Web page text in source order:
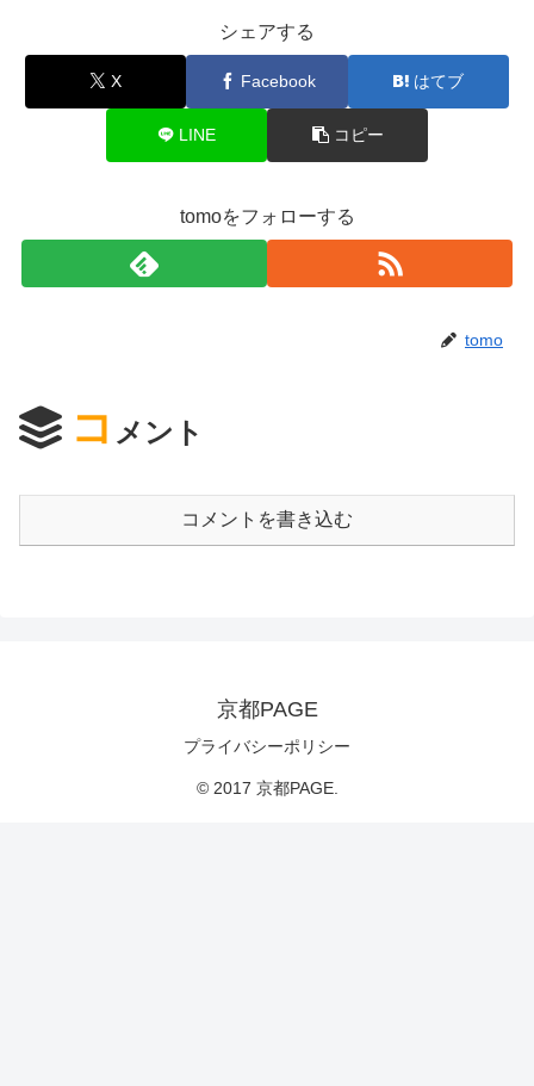
シェアする
X Facebook はてブ
LINE コピー
tomoをフォローする
tomo
コ メント
コメントを書き込む
京都PAGE
プライバシーポリシー
© 2017 京都PAGE.